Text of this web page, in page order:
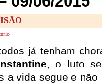
já tenham
, o luto
a vida segue e não